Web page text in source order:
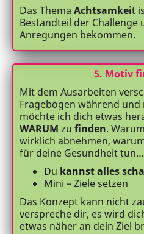
Das Thema Achtsamkeit
Bestandteil der Challenge
Anregungen bekommen.
5. Motiv
Mit dem Ausarbeiten
Fragebögen während und
möchte ich dich etwas
WARUM zu finden.
wirklich abnehmen,
für deine Gesundheit tun…
Du kannst alles
Mini – Ziele setzen
Das Konzept kann nicht
verspreche dir, es wird
etwas näher an dein Ziel